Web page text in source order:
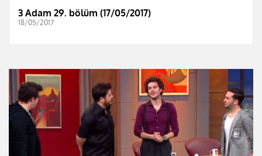
3 Adam 29. bölüm (17/05/2017)
18/05/2017